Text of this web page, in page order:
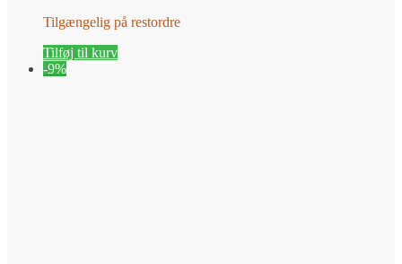
Tilgængelig på restordre
Tilføj til kurv
-9%